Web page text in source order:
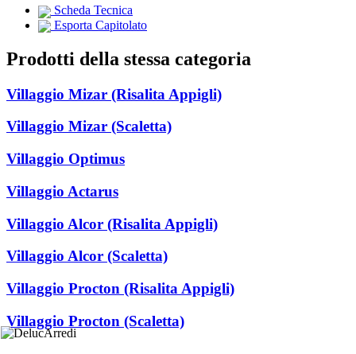
Scheda Tecnica
Esporta Capitolato
Prodotti della stessa categoria
Villaggio Mizar (Risalita Appigli)
Villaggio Mizar (Scaletta)
Villaggio Optimus
Villaggio Actarus
Villaggio Alcor (Risalita Appigli)
Villaggio Alcor (Scaletta)
Villaggio Procton (Risalita Appigli)
Villaggio Procton (Scaletta)